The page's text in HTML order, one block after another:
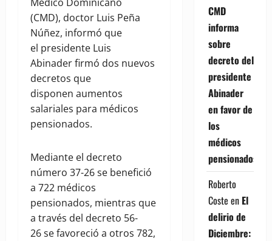
(CMD), doctor Luis Peña
Núñez, informó que
el presidente Luis
Abinader firmó dos nuevos
decretos que
disponen aumentos
salariales para médicos
pensionados.
Mediante el decreto
número 37-26 se benefició
a 722 médicos
pensionados, mientras que
a través del decreto 56-
26 se favoreció a otros 782,
CMD
informa
sobre
decreto del
presidente
Abinader
en favor de
los
médicos
pensionados
Roberto
Coste en El
delirio de
Diciembre: